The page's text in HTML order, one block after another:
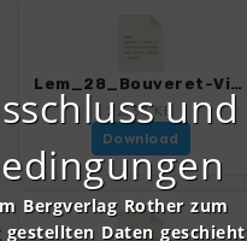
Lem_28_Bouveret-Villeneuve.gpx
22.34 KB
Download
und
Bergverlag Rother zum
Daten geschieht